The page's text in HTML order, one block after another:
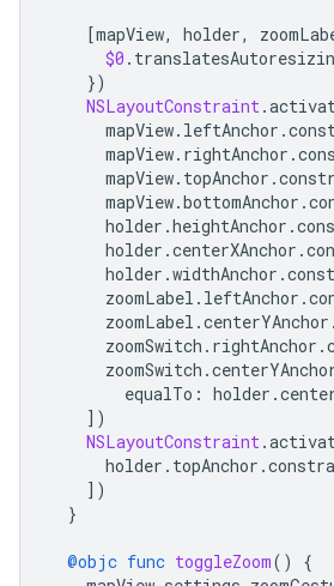
[mapView, holder,
$0 .
})
NSLayoutConstraint.
mapView. leftAnchor .
mapView. rightAnchor .
mapView. topAnchor .
mapView.bottomAnchor .
holder .heightAnchor .
holder .centerXAnchor .
holder .widthAnchor .
zoomLabel . leftAnchor .
zoomLabel .centerYAnchor .
zoomSwitch . rightAnchor .
zoomSwitch .
equalTo : holder .
])
NSLayoutConstraint.
holder . topAnchor .
])
}
@objc func toggleZoom()
{